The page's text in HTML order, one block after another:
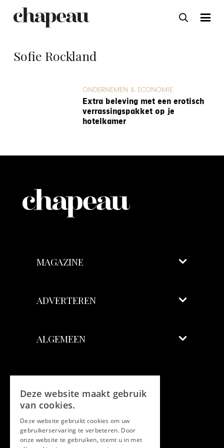
Sofie Rockland
ONDERNEMEN & ECONOMIE
Extra beleving met een erotisch
verrassingspakket op je
hotelkamer
MAGAZINE
ADVERTEREN
ALGEMEEN
Facebook
Twitter
Deze website maakt gebruik
van cookies.
Deze website gebruikt cookies om uw
gebruikerservaring te verbeteren. Door
onze website te gebruiken, stemt u in met